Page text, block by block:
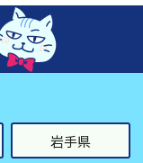
岩手県